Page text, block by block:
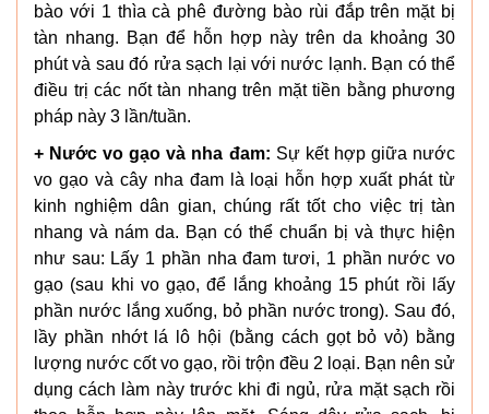
bào với 1 thìa cà phê đường bào rùi đắp trên mặt bị
tàn nhang. Bạn để hỗn hợp này trên da khoảng 30
phút và sau đó rửa sạch lại với nước lạnh. Bạn có thể
điều trị các nốt tàn nhang trên mặt tiền bằng phương
pháp này 3 lần/tuần.
+ Nước vo gạo và nha đam: Sự kết hợp giữa nước
vo gạo và cây nha đam là loại hỗn hợp xuất phát từ
kinh nghiệm dân gian, chúng rất tốt cho việc trị tàn
nhang và nám da. Bạn có thể chuẩn bị và thực hiện
như sau: Lấy 1 phần nha đam tươi, 1 phần nước vo
gạo (sau khi vo gạo, để lắng khoảng 15 phút rồi lấy
phần nước lắng xuống, bỏ phần nước trong). Sau đó,
lầy phần nhớt lá lô hội (bằng cách gọt bỏ vỏ) bằng
lượng nước cốt vo gạo, rồi trộn đều 2 loại. Bạn nên sử
dụng cách làm này trước khi đi ngủ, rửa mặt sạch rồi